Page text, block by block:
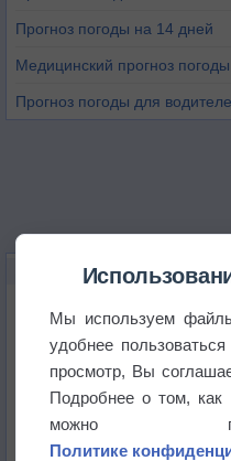
Прогноз погоды на 14 дней
Медицинский прогноз погоды
Прогноз погоды для
НОВОЕ О ПОГОДЕ
Атмосфера
В Приморье
Мы используем
удобнее
просмотр, Вы
Подробнее о том,
можно
Политике